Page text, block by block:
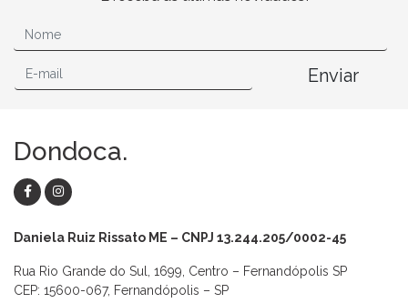
Enviar
Dondoca.
Daniela Ruiz Rissato ME – CNPJ 13.244.205/0002-45
Rua Rio Grande do Sul, 1699, Centro – Fernandópolis SP
CEP: 15600-067, Fernandópolis – SP